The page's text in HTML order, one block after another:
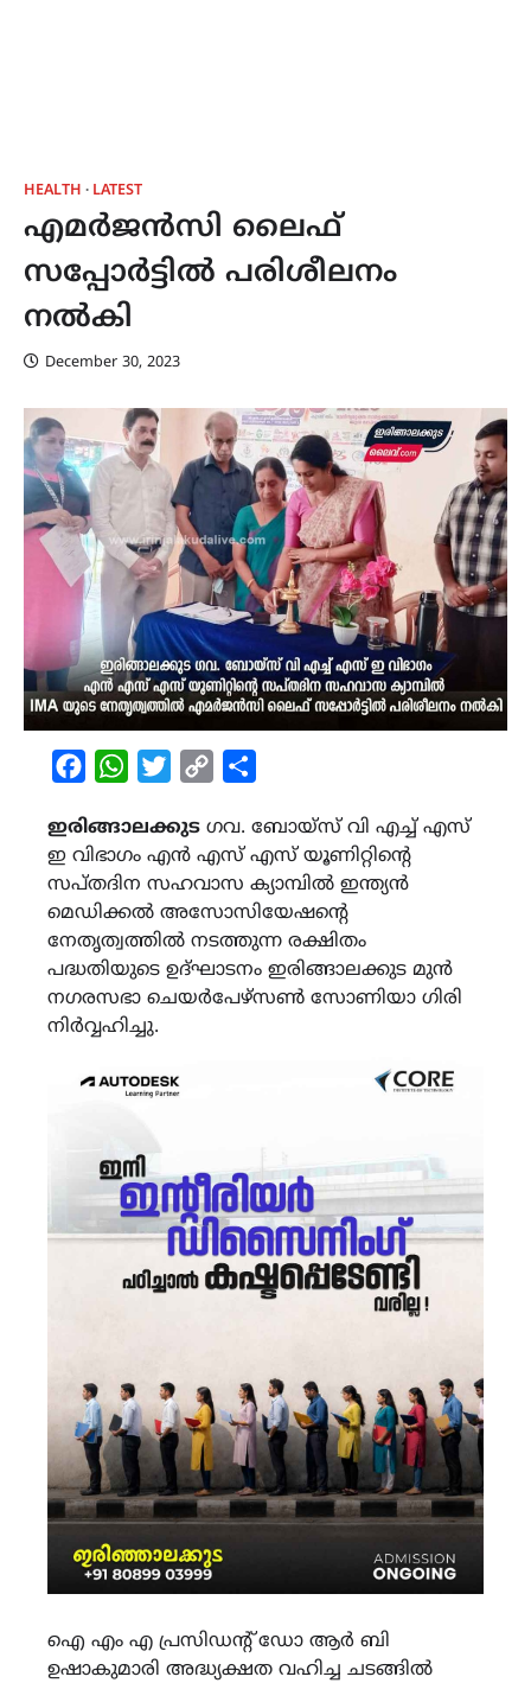
HEALTH LATEST
എമർജൻസി ലൈഫ്
സപ്പോർട്ടിൽ പരിശീലനം
നൽകി
December 30, 2023
FacebookWhatsAppTwitterCopy
ഇരിങ്ങാലക്കുട ഗവ. ബോയ്സ് വി എച്ച് എസ്
ഇ വിഭാഗം എൻ എസ് എസ് യൂണിറ്റിന്റെ
സപ്തദിന സഹവാസ ക്യാമ്പിൽ ഇന്ത്യൻ
മെഡിക്കൽ അസോസിയേഷന്റെ
നേതൃത്വത്തിൽ നടത്തുന്ന രക്ഷിതം
പദ്ധതിയുടെ ഉദ്ഘാടനം ഇരിങ്ങാലക്കുട മുൻ
നഗരസഭാ ചെയർപേഴ്സൺ സോണിയാ ഗിരി
നിർവ്വഹിച്ചു.
ഐ എം എ പ്രസിഡന്റ് ഡോ ആർ ബി
ഉഷാകുമാരി അദ്ധ്യക്ഷത വഹിച്ച ചടങ്ങിൽ